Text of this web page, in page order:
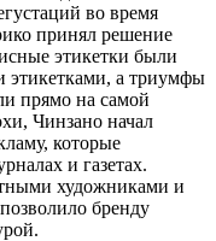
во время
принял решение
этикетки были
этикетками, а триумфы
прямо на самой
Чинзано начал
которые
и газетах.
художниками и
бренду